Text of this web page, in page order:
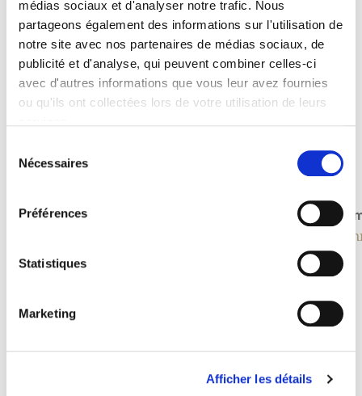
médias sociaux et d'analyser notre trafic. Nous
partageons également des informations sur l'utilisation de
notre site avec nos partenaires de médias sociaux, de
publicité et d'analyse, qui peuvent combiner celles-ci
avec d'autres informations que vous leur avez fournies
ou qu'ils ont collectées lors de votre utilisation de leurs
Nécessaires
Préférences
Statistiques
Marketing
Afficher les détails
Shanghai Iron /Kitzbühl